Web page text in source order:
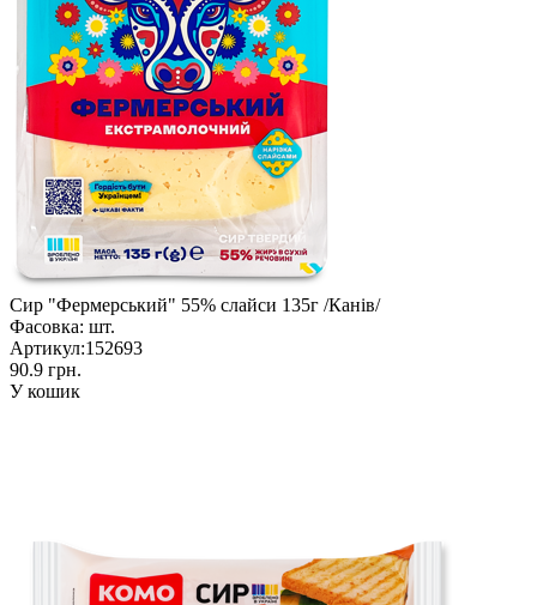
Сир "Фермерський" 55% cлайси 135г /Канів/
Фасовка: шт.
Артикул:152693
90.9 грн.
У кошик